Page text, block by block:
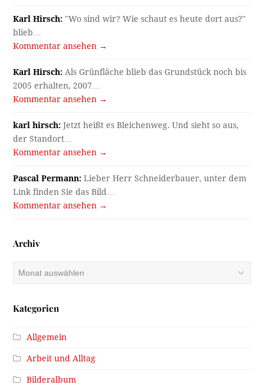
Karl Hirsch: "Wo sind wir? Wie schaut es heute dort aus?"
blieb…
Kommentar ansehen →
Karl Hirsch: Als Grünfläche blieb das Grundstück noch bis
2005 erhalten, 2007…
Kommentar ansehen →
karl hirsch: Jetzt heißt es Bleichenweg. Und sieht so aus,
der Standort…
Kommentar ansehen →
Pascal Permann: Lieber Herr Schneiderbauer, unter dem
Link finden Sie das Bild…
Kommentar ansehen →
Archiv
Kategorien
Allgemein
Arbeit und Alltag
Bilderalbum